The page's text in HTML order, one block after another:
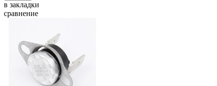
в закладки
сравнение